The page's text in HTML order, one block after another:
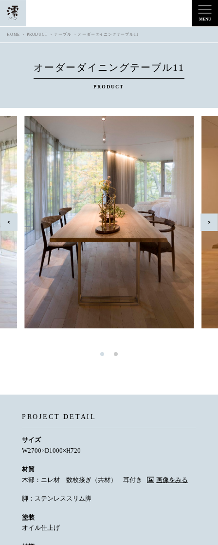
HOME PRODUCT テーブル オーダーダイニングテーブル11
オーダーダイニングテーブル11
PRODUCT
PROJECT DETAIL
サイズ
W2700×D1000×H720
材質
木部：ニレ材 数枚接ぎ（共材） 耳付き
画像をみる
脚：ステンレススリム脚
塗装
オイル仕上げ